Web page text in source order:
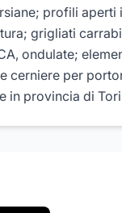
profili
grigliati
ondulate;
cerniere per
in provincia di